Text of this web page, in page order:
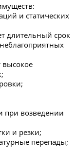
и статических
длительный срок
высокое
при возведении
и резки;
перепады;